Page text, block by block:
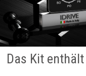
Das Kit enthält